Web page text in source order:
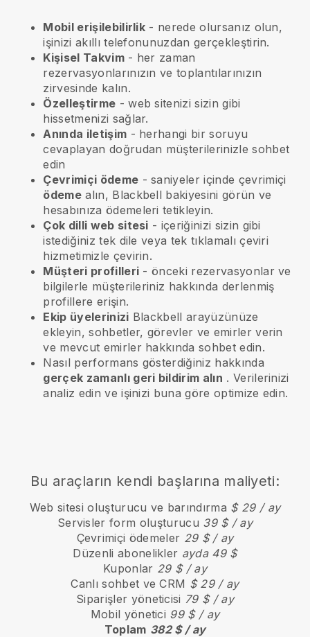
Mobil erişilebilirlik - nerede olursanız olun,
işinizi akıllı telefonunuzdan gerçekleştirin.
Kişisel Takvim- her zaman
rezervasyonlarınızın ve toplantılarınızın
zirvesinde kalın.
Özelleştirme - web sitenizi sizin gibi
hissetmenizi sağlar.
Anında iletişim - herhangi bir soruyu
cevaplayan doğrudan müşterilerinizle sohbet
edin
Çevrimiçi ödeme - saniyeler içinde çevrimiçi
ödeme alın, Blackbell bakiyesini görün ve
hesabınıza ödemeleri tetikleyin.
Çok dilli web sitesi - içeriğinizi sizin gibi
istediğiniz tek dile veya tek tıklamalı çeviri
hizmetimizle çevirin.
Müşteri profilleri - önceki rezervasyonlar ve
bilgilerle müşterileriniz hakkında derlenmiş
profillere erişin.
Ekip üyelerinizi Blackbell arayüzünüze
ekleyin, sohbetler, görevler ve emirler verin
ve mevcut emirler hakkında sohbet edin.
Nasıl performans gösterdiğiniz hakkında
gerçek zamanlı geri bildirim alın . Verilerinizi
analiz edin ve işinizi buna göre optimize edin.
Bu araçların kendi başlarına maliyeti:
Web sitesi oluşturucu ve barındırma $ 29 / ay
Servisler form oluşturucu 39 $ / ay
Çevrimiçi ödemeler 29 $ / ay
Düzenli abonelikler ayda 49 $
Kuponlar 29 $ / ay
Canlı sohbet ve CRM $ 29 / ay
Siparişler yöneticisi 79 $ / ay
Mobil yönetici 99 $ / ay
Toplam 382 $ / ay